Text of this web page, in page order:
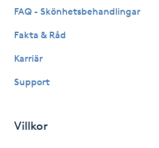
Herrklippning
HIFU
Hollywood Peel
FAQ - Skönhetsbehandlingar
Fakta & Råd
Karriär
Support
Villkor